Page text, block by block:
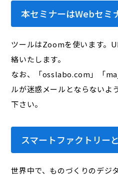
本セミナーはWebセミ
ツールはZoomを使います。
絡いたします。
なお、「osslabo.com」「
ルが迷惑メールとならないよ
下さい。
スマートファクトリー
世界中で、ものづくりのデジ